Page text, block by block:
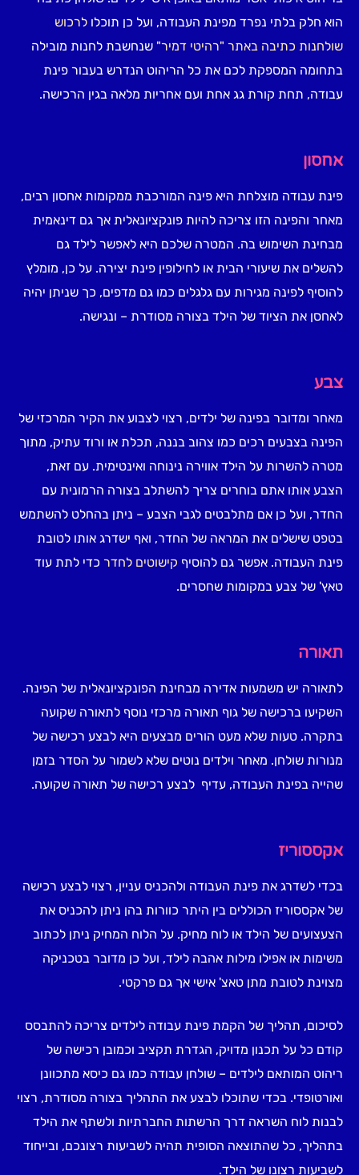
הוא חלק בלתי נפרד מפינת העבודה, ועל כן תוכלו לרכוש
שולחנות כתיבה באתר "רהיטי דמיר" שנחשבת לחנות מובילה
בתחומה המספקת לכם את כל הריהוט הנדרש בעבור פינת
עבודה, תחת קורת גג אחת ועם אחריות מלאה בגין הרכישה.
אחסון
פינת עבודה מוצלחת היא פינה המורכבת ממקומות אחסון רבים,
מאחר והפינה הזו צריכה להיות פונקציונאלית אך גם דינאמית
מבחינת השימוש בה. המטרה שלכם היא לאפשר לילד גם
להשלים את שיעורי הבית או לחילופין פינת יצירה. על כן, מומלץ
להוסיף לפינה מגירות עם גלגלים כמו גם מדפים, כך שניתן יהיה
לאחסן את הציוד של הילד בצורה מסודרת – ונגישה.
צבע
מאחר ומדובר בפינה של ילדים, רצוי לצבוע את הקיר המרכזי של
הפינה בצבעים רכים כמו צהוב בננה, תכלת או ורוד עתיק, מתוך
מטרה להשרות על הילד אווירה נינוחה ואינטימית. עם זאת,
הצבע אותו אתם בוחרים צריך להשתלב בצורה הרמונית עם
החדר, ועל כן אם מתלבטים לגבי הצבע – ניתן בהחלט להשתמש
בטפט שישלים את המראה של החדר, ואף ישדרג אותו לטובת
פינת העבודה. אפשר גם להוסיף קישוטים לחדר כדי לתת עוד
טאץ' של צבע במקומות שחסרים.
תאורה
לתאורה יש משמעות אדירה מבחינת הפונקציונאלית של הפינה.
השקיעו ברכישה של גוף תאורה מרכזי נוסף לתאורה שקועה
בתקרה. טעות שלא מעט הורים מבצעים היא לבצע רכישה של
מנורות שולחן. מאחר וילדים נוטים שלא לשמור על הסדר בזמן
שהייה בפינת העבודה, עדיף לבצע רכישה של תאורה שקועה.
אקססוריז
בכדי לשדרג את פינת העבודה ולהכניס עניין, רצוי לבצע רכישה
של אקססוריז הכוללים בין היתר כוורות בהן ניתן להכניס את
הצעצועים של הילד או לוח מחיק. על הלוח המחיק ניתן לכתוב
משימות או אפילו מילות אהבה לילד, ועל כן מדובר בטכניקה
מצוינת לטובת מתן טאצ' אישי אך גם פרקטי.
לסיכום, תהליך של הקמת פינת עבודה לילדים צריכה להתבסס
קודם כל על תכנון מדויק, הגדרת תקציב וכמובן רכישה של
ריהוט המותאם לילדים – שולחן עבודה כמו גם כיסא מתכוונן
ואורטופדי. בכדי שתוכלו לבצע את התהליך בצורה מסודרת, רצוי
לבנות לוח השראה דרך הרשתות החברתיות ולשתף את הילד
בתהליך, כל שהתוצאה הסופית תהיה לשביעות רצונכם, ובייחוד
לשביעות רצונו של הילד.